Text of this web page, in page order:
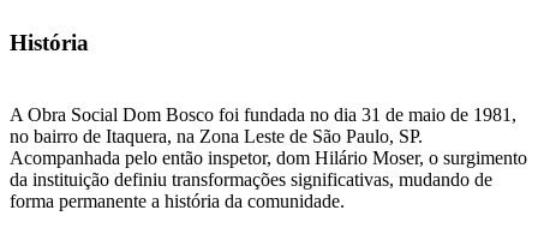
História
A Obra Social Dom Bosco foi fundada no dia 31 de maio de 1981,
no bairro de Itaquera, na Zona Leste de São Paulo, SP.
Acompanhada pelo então inspetor, dom Hilário Moser, o surgimento
da instituição definiu transformações significativas, mudando de
forma permanente a história da comunidade.